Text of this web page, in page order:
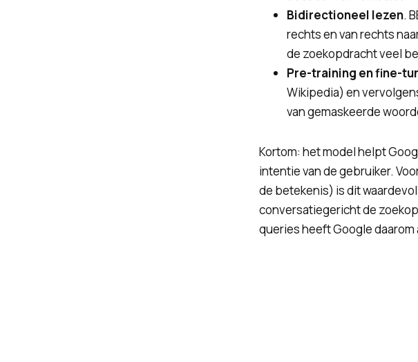
Bidirectioneel lezen.
rechts en van rechts
de zoekopdracht veel
Pre-training en fine-
Wikipedia) en
van gemaskeerde
Kortom: het model helpt
intentie van de gebruiker.
de betekenis) is dit
conversatiegericht de
queries heeft Google daarom